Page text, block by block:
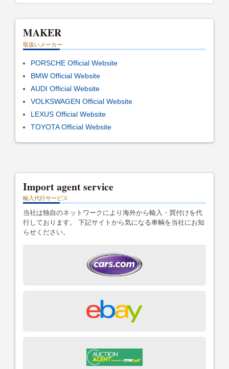
MAKER
取扱いメーカー
PORSCHE Official Website
BMW Official Website
AUDI Official Website
VOLKSWAGEN Official Website
LEXUS Official Website
TOYOTA Official Website
Import agent service
輸入代行サービス
当社は独自のネットワークにより海外から輸入・買付けを代
行しております。 下記サイトから気になる車輌を当社にお知
らせください。